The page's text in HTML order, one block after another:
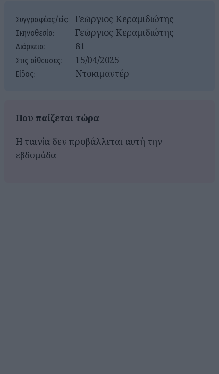
Συγγραφέας/είς: Γεώργιος Κεραμιδιώτης
Σκηνοθεσία: Γεώργιος Κεραμιδιώτης
Διάρκεια: 81
Στις αίθουσες: 15/04/2025
Είδος: Ντοκιμαντέρ
Που παίζεται τώρα
Η ταινία δεν προβάλλεται αυτή την
εβδομάδα